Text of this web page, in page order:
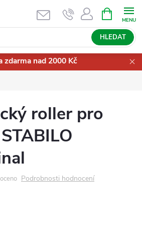
HLEDAT
NÁKUPNÍ
KOŠÍK
zdarma nad 2000 Kč
roller pro
Podrobnosti hodnocení